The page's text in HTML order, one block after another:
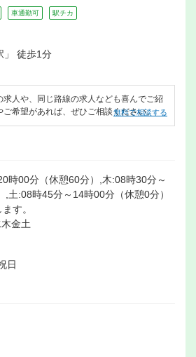
車通勤可 駅チカ
」 徒歩1分
求人や、同じ路線の求人なども喜んでご紹
希望があれば、ぜひご相談ください。
無料で相談する
時00分（休憩60分）,木:08時30分～
土:08時45分～14時00分（休憩0分）
す。
金土
日